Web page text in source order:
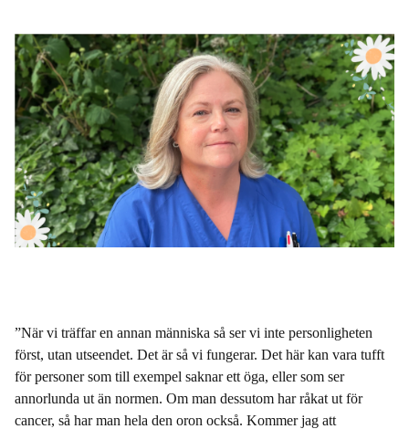
”När vi träffar en annan människa så ser vi inte personligheten
först, utan utseendet. Det är så vi fungerar. Det här kan vara tufft
för personer som till exempel saknar ett öga, eller som ser
annorlunda ut än normen. Om man dessutom har råkat ut för
cancer, så har man hela den oron också. Kommer jag att